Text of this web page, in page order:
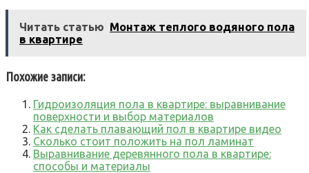
Читать статью Монтаж теплого водяного пола
в квартире
Похожие записи:
Гидроизоляция пола в квартире: выравнивание
поверхности и выбор материалов
Как сделать плавающий пол в квартире видео
Сколько стоит положить на пол ламинат
Выравнивание деревянного пола в квартире:
способы и материалы